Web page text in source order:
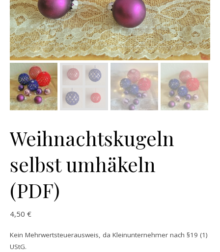
Weihnachtskugeln
selbst umhäkeln
(PDF)
4,50 €
Kein Mehrwertsteuerausweis, da Kleinunternehmer nach §19 (1)
UStG.